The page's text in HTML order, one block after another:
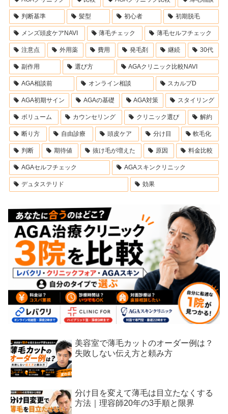
判断基準 髪型 初心者 初期脱毛
メンズ頭皮ケアNAVI 薄毛チェック 薄毛セルフチェック
注意点 外用薬 費用 発毛剤 継続 30代
副作用 選び方 AGAクリニック比較NAVI
AGA相談前 オンライン相談 スカルプD
AGA初期サイン AGAの基礎 AGA対策 スタイリング
ボリューム カウンセリング クリニック選び 解約
断り方 自由診療 頭皮ケア 分け目 軟毛化
判断 期待値 抜け毛が増えた 原因 料金比較
AGAセルフチェック AGAスキンクリニック
デュタステリド 効果
美容室で薄毛カットのオーダー例は？
失敗しない伝え方と頼み方
分け目を変えて薄毛は目立たなくする
方法｜理容師20年の3手順と限界